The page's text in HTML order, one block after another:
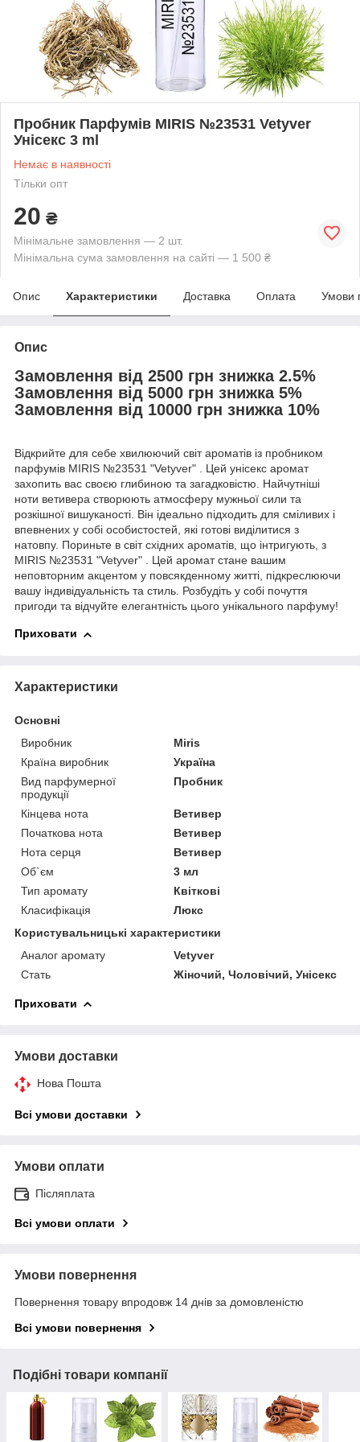
Пробник Парфумів MIRIS №23531 Vetyver
Унісекс 3 ml
Немає в наявності
Тільки опт
20 ₴
Мінімальне замовлення — 2 шт.
Мінімальна сума замовлення на сайті — 1 500 ₴
Опис Характеристики Доставка Оплата Умови
Опис
Замовлення від 2500 грн знижка 2.5%
Замовлення від 5000 грн знижка 5%
Замовлення від 10000 грн знижка 10%
Відкрийте для себе хвилюючий світ ароматів із пробником
парфумів MIRIS №23531 "Vetyver" . Цей унісекс аромат
захопить вас своєю глибиною та загадковістю. Найчутніші
ноти ветивера створюють атмосферу мужньої сили та
розкішної вишуканості. Він ідеально підходить для сміливих і
впевнених у собі особистостей, які готові виділитися з
натовпу. Пориньте в світ східних ароматів, що інтригують, з
MIRIS №23531 "Vetyver" . Цей аромат стане вашим
неповторним акцентом у повсякденному житті, підкреслюючи
вашу індивідуальність та стиль. Розбудіть у собі почуття
пригоди та відчуйте елегантність цього унікального парфуму!
Приховати
Характеристики
Основні
Виробник
Miris
Країна виробник
Україна
Вид парфумерної
продукції
Пробник
Кінцева нота
Ветивер
Початкова нота
Ветивер
Нота серця
Ветивер
Об`єм
3 мл
Тип аромату
Квіткові
Класифікація
Люкс
Користувальницькі характеристики
Аналог аромату
Vetyver
Стать
Жіночий, Чоловічий, Унісекс
Приховати
Умови доставки
Нова Пошта
Всі умови доставки
Умови оплати
Післяплата
Всі умови оплати
Умови повернення
Повернення товару впродовж 14 днів за домовленістю
Всі умови повернення
Подібні товари компанії